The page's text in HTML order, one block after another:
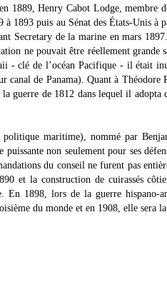
1889, Henry Cabot Lodge, membre
à 1893 puis au Sénat des États-Unis à
Secretary de la marine en mars
ne pouvait être réellement grande
- clé de l’océan Pacifique - il était
canal de Panama). Quant à
guerre de 1812 dans lequel il adopta
maritime), nommé par
non seulement pour ses
du conseil ne furent pas
et la construction de cuirassés
En 1898, lors de la guerre hispano-
du monde et en 1908, elle sera